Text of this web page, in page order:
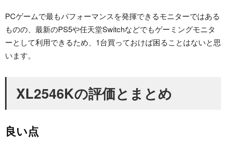
PCゲームで最もパフォーマンスを発揮できるモニターではある
ものの、最新のPS5や任天堂Switchなどでもゲーミングモニタ
ーとして利用できるため、1台買っておけば困ることはないと思
います。
XL2546Kの評価とまとめ
良い点